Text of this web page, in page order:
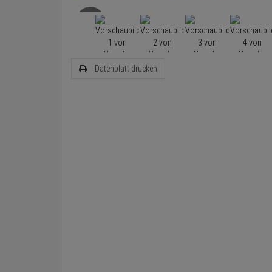
Datenblatt drucken